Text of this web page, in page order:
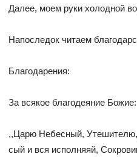
Далее, моем руки холодной
Напоследок читаем
Благодарения:
За всякое благодеяние Божие:
,,Царю Небесный,
сый и вся исполняяй,